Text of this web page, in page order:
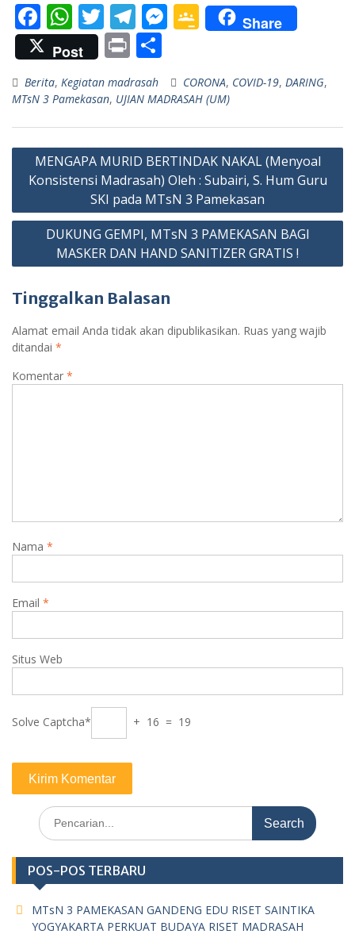
F
ac
e
b
o
o
k
W
h
at
s
A
p
p
T
w
itt
er
T
el
e
gr
a
m
M
e
n
g
er
G
o
gl
e
Cl
as
sr
o
o
m
Share
Post
Pr
in
t
h
ar
e
Berita, Kegiatan madrasah CORONA, COVID-19, DARING,
MTsN 3 Pamekasan, UJIAN MADRASAH (UM)
Navigasi
pos
MENGAPA MURID BERTINDAK NAKAL (Menyoal
Konsistensi Madrasah) Oleh : Subairi, S. Hum Guru
SKI pada MTsN 3 Pamekasan
DUKUNG GEMPI, MTsN 3 PAMEKASAN BAGI
MASKER DAN HAND SANITIZER GRATIS !
Tinggalkan Balasan
Alamat email Anda tidak akan dipublikasikan. Ruas yang wajib
ditandai *
Komentar *
Nama *
Email *
Situs Web
Solve Captcha* + 16 = 19
Search
for:
POS-POS TERBARU
MTsN 3 PAMEKASAN GANDENG EDU RISET SAINTIKA
YOGYAKARTA PERKUAT BUDAYA RISET MADRASAH